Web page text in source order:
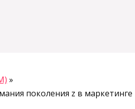
поколения z в маркетинге